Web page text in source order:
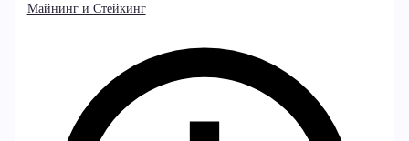
Майнинг и Стейкинг